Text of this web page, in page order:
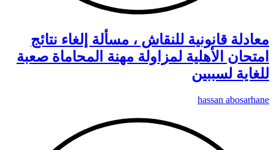
معادلة قانونية للنقاش ، مسألة إلغاء نتائج
امتحان الأهلية لمزاولة مهنة المحاماة صعبة
للغاية لسببين
hassan abosarhane